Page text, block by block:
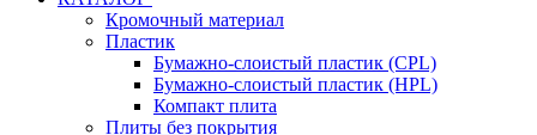
Кромочный материал
Пластик
Бумажно-слоистый пластик (CPL)
Бумажно-слоистый пластик (HPL)
Компакт плита
Плиты без покрытия